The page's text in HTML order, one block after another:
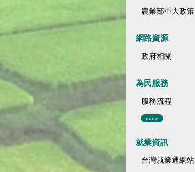
農業部重大政策
網路資源
政府相關
為民服務
服務流程
more
就業資訊
台灣就業通網站